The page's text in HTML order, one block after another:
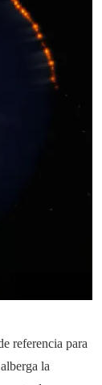
referencia para
la